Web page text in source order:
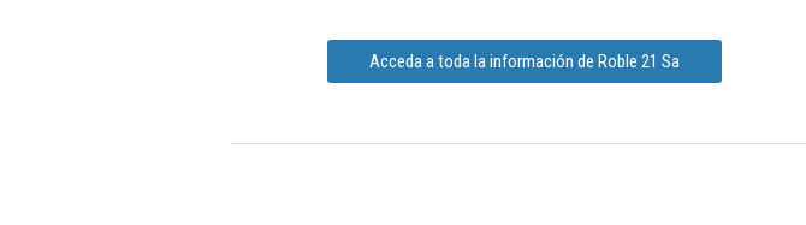
Acceda a toda la información de Roble 21 Sa